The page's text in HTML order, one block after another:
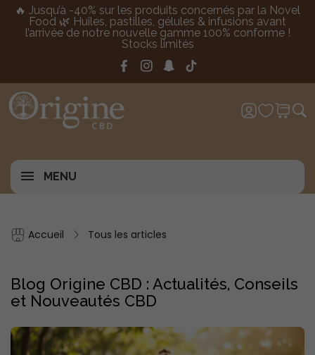
🔥 Jusqu’à -40% sur les produits concernés par la Novel
Food 🌿 Huiles, pastilles, gélules & infusions avant
l’arrivée de notre nouvelle gamme 100% conforme !
Stocks limités
MENU
Accueil Tous les articles
Blog Origine CBD : Actualités, Conseils
et Nouveautés CBD